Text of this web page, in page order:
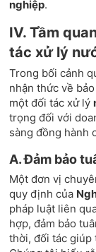
nghiệp.
IV. Tầm
tác xử lý
Trong bối cảnh
nhận thức về
một đối tác xử lý
trọng đối với
sàng đồng hành
A. Đảm bảo
Một đơn vị
quy định của
pháp luật liên
hợp, đảm bảo
thời, đối tác